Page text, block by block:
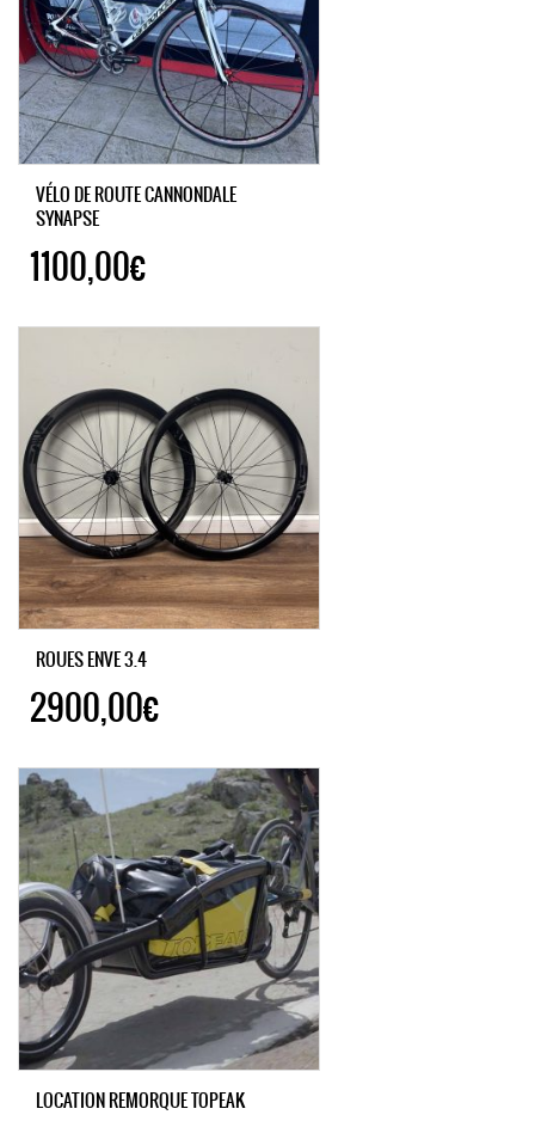
VÉLO DE ROUTE CANNONDALE
SYNAPSE
1100,00€
ROUES ENVE 3.4
2900,00€
LOCATION REMORQUE TOPEAK